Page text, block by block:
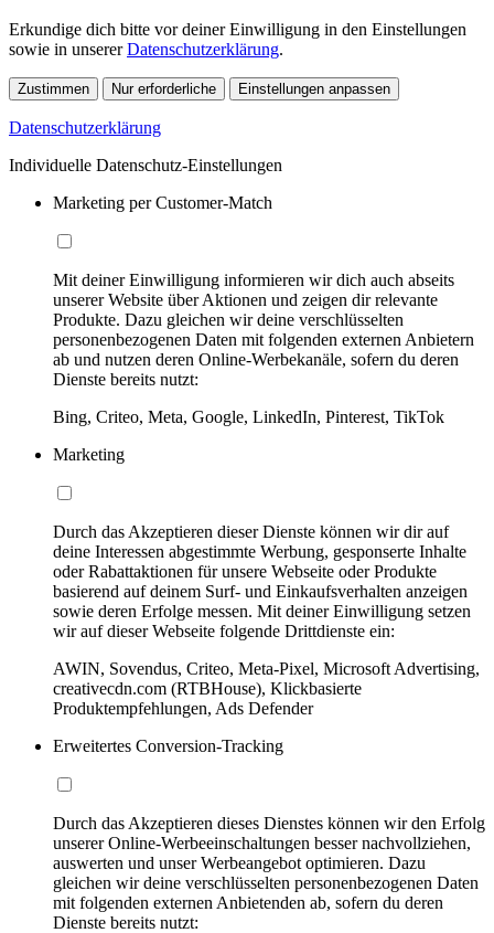
Erkundige dich bitte vor deiner Einwilligung in den Einstellungen
sowie in unsererDatenschutzerklärung.
Zustimmen Nur erforderliche Einstellungen anpassen
Datenschutzerklärung
Individuelle Datenschutz-Einstellungen
Marketing per Customer-Match
Mit deiner Einwilligung informieren wir dich auch abseits
unserer Website über Aktionen und zeigen dir relevante
Produkte. Dazu gleichen wir deine verschlüsselten
personenbezogenen Daten mit folgenden externen Anbietern
ab und nutzen deren Online-Werbekanäle, sofern du deren
Dienste bereits nutzt:
Bing, Criteo, Meta, Google, LinkedIn, Pinterest, TikTok
Marketing
Durch das Akzeptieren dieser Dienste können wir dir auf
deine Interessen abgestimmte Werbung, gesponserte Inhalte
oder Rabattaktionen für unsere Webseite oder Produkte
basierend auf deinem Surf- und Einkaufsverhalten anzeigen
sowie deren Erfolge messen. Mit deiner Einwilligung setzen
wir auf dieser Webseite folgende Drittdienste ein:
AWIN, Sovendus, Criteo, Meta-Pixel, Microsoft Advertising,
creativecdn.com (RTBHouse), Klickbasierte
Produktempfehlungen, Ads Defender
Erweitertes Conversion-Tracking
Durch das Akzeptieren dieses Dienstes können wir den Erfolg
unserer Online-Werbeeinschaltungen besser nachvollziehen,
auswerten und unser Werbeangebot optimieren. Dazu
gleichen wir deine verschlüsselten personenbezogenen Daten
mit folgenden externen Anbietenden ab, sofern du deren
Dienste bereits nutzt: